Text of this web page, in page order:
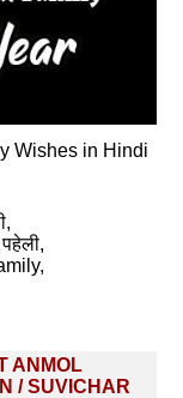
Wishes in Hindi
ANMOL
/ SUVICHAR